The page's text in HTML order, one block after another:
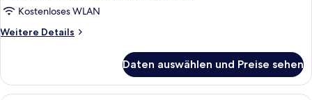
Kostenloses WLAN
Weitere Details
Weitere
Ocean
View
Daten auswählen und Preise sehen